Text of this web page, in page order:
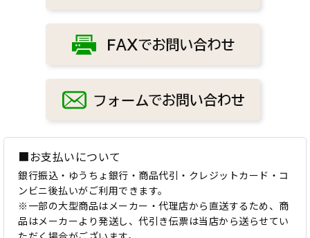
■お支払いについて
銀行振込・ゆうちょ銀行・商品代引・クレジットカード・コ
ンビニ後払いがご利用できます。
※一部の大型商品はメーカー・代理店から直送するため、商
品はメーカーより発送し、代引き伝票は当店から送らせてい